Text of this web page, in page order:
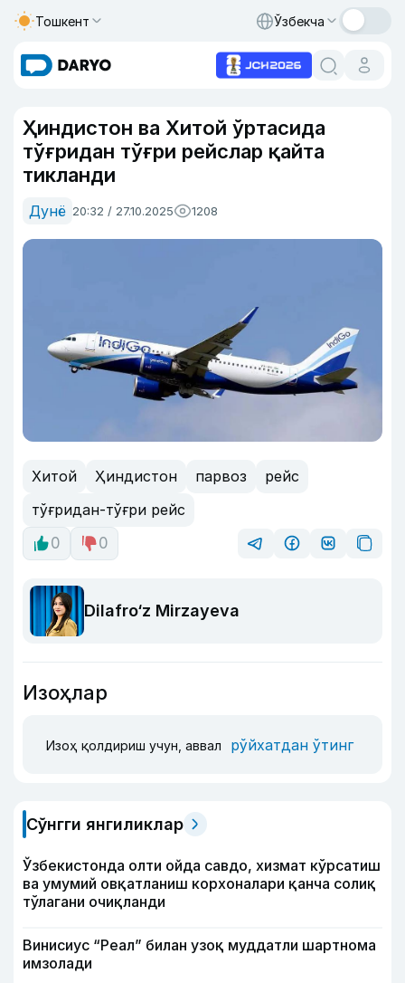
Тошкент Ўзбекча
Ҳиндистон ва Хитой ўртасида
тўғридан тўғри рейслар қайта
тикланди
Дунё 20:32 / 27.10.2025 1208
Хитой Ҳиндистон парвоз
рейс
тўғридан-тўғри рейс
0
0
Dilafro‘z Mirzayeva
Изоҳлар
Изоҳ қолдириш учун, аввал рўйхатдан ўтинг
Сўнгги янгиликлар
Ўзбекистонда олти ойда савдо, хизмат кўрсатиш
ва умумий овқатланиш корхоналари қанча солиқ
тўлагани очиқланди
Винисиус “Реал” билан узоқ муддатли шартнома
имзолади